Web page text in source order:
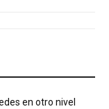
en otro nivel